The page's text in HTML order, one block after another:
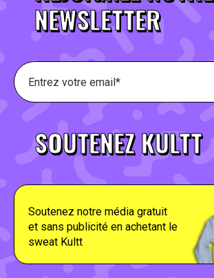
NEWSLETTER
SOUTENEZ KULTT
Soutenez notre média gratuit
et sans publicité en achetant le
sweat Kultt